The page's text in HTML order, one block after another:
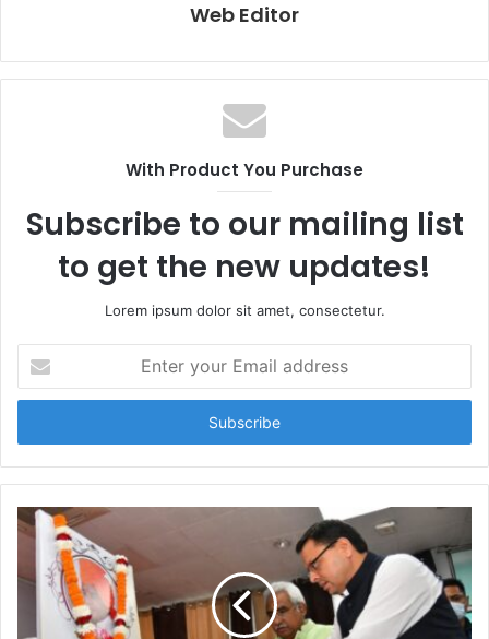
Web Editor
With Product You Purchase
Subscribe to our mailing list
to get the new updates!
Lorem ipsum dolor sit amet, consectetur.
t
r
y
u
m